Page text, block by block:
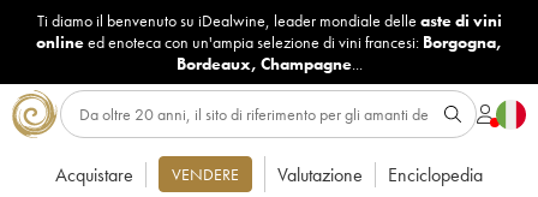
Ti diamo il benvenuto su iDealwine, leader mondiale delle aste di vini
onlineed enoteca con un'ampia selezione di vini francesi: Borgogna,
Bordeaux, Champagne...
Acquistare VENDERE Valutazione Enciclopedia